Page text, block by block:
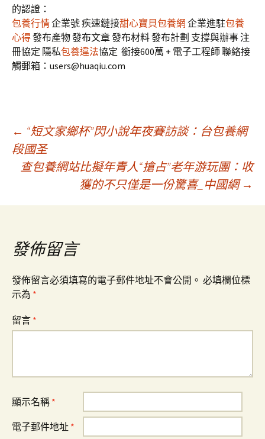
的認證：
包養行情企業號 疾速鏈接甜心寶貝包養網 企業進駐包養
心得發布產物 發布文章 發布材料 發布計劃 支撐與辦事 注
冊協定 隱私包養違法協定 銜接600萬 + 電子工程師 聯絡接
觸郵箱：users@huaqiu.com
文
章
導
覽
← “短文家鄉杯”閃小說年夜賽訪談：台包養網
段國圣
查包養網站比擬年青人“搶占”老年游玩團：收
獲的不只僅是一份驚喜_中國網 →
發佈留言
發佈留言必須填寫的電子郵件地址不會公開。 必填欄位標
示為 *
留言 *
顯示名稱 *
電子郵件地址 *